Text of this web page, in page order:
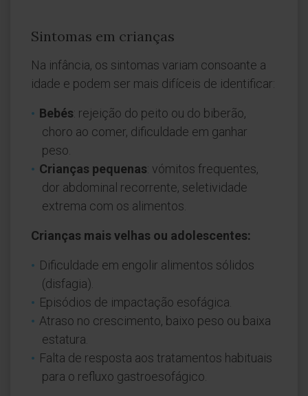
Sintomas em crianças
Na infância, os sintomas variam consoante a
idade e podem ser mais difíceis de identificar:
Bebés: rejeição do peito ou do biberão,
choro ao comer, dificuldade em ganhar
peso.
Crianças pequenas: vómitos frequentes,
dor abdominal recorrente, seletividade
extrema com os alimentos.
Crianças mais velhas ou adolescentes:
Dificuldade em engolir alimentos sólidos
(disfagia).
Episódios de impactação esofágica.
Atraso no crescimento, baixo peso ou baixa
estatura.
Falta de resposta aos tratamentos habituais
para o refluxo gastroesofágico.